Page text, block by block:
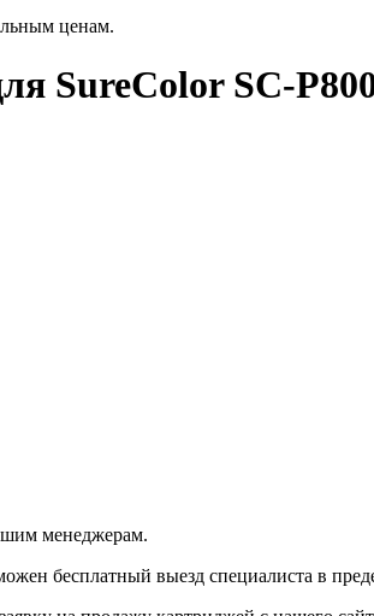
ценам.
SureColor SC-
менеджерам.
бесплатный выезд специалиста в